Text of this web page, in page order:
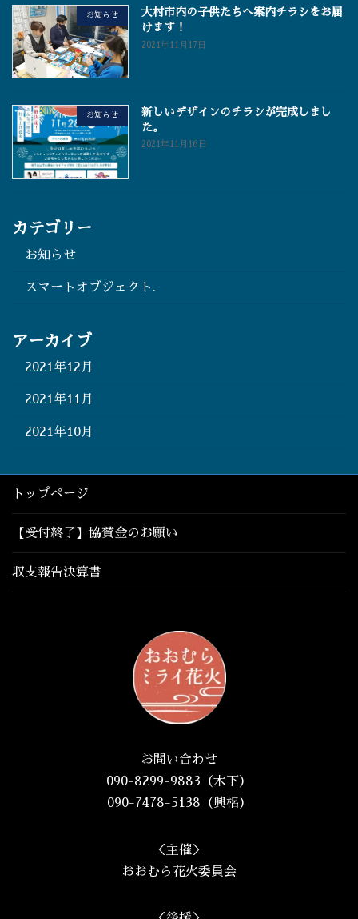
お知らせ
大村市内の子供たちへ案内チラシをお届
けます！
2021年11月17日
お知らせ
新しいデザインのチラシが完成しまし
た。
2021年11月16日
カテゴリー
お知らせ
スマートオブジェクト.
アーカイブ
2021年12月
2021年11月
2021年10月
トップページ
【受付終了】協賛金のお願い
収支報告決算書
お問い合わせ
090-8299-9883（木下）
090-7478-5138（興梠）
＜主催＞
おおむら花火委員会